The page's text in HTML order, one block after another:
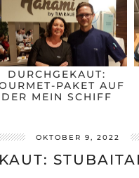
DURCHGEKAUT:
PAKET AUF
DER MEIN SCHIFF
OKTOBER 9, 2022